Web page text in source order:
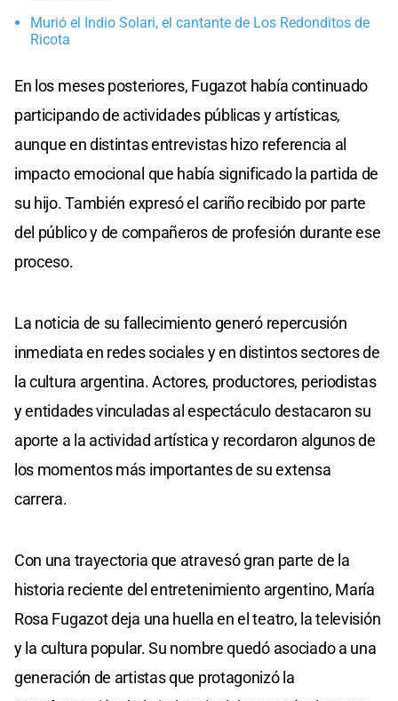
Murió el Indio Solari, el cantante de Los Redonditos de
Ricota
En los meses posteriores, Fugazot había continuado
participando de actividades públicas y artísticas,
aunque en distintas entrevistas hizo referencia al
impacto emocional que había significado la partida de
su hijo. También expresó el cariño recibido por parte
del público y de compañeros de profesión durante ese
proceso.
La noticia de su fallecimiento generó repercusión
inmediata en redes sociales y en distintos sectores de
la cultura argentina. Actores, productores, periodistas
y entidades vinculadas al espectáculo destacaron su
aporte a la actividad artística y recordaron algunos de
los momentos más importantes de su extensa
carrera.
Con una trayectoria que atravesó gran parte de la
historia reciente del entretenimiento argentino, María
Rosa Fugazot deja una huella en el teatro, la televisión
y la cultura popular. Su nombre quedó asociado a una
generación de artistas que protagonizó la